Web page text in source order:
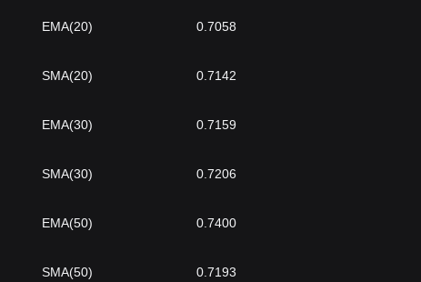
EMA(20) 0.7058
SMA(20) 0.7142
EMA(30) 0.7159
SMA(30) 0.7206
EMA(50) 0.7400
SMA(50) 0.7193